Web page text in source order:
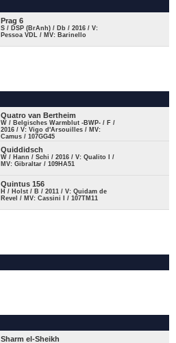
Prag 6
S / DSP (BrAnh) / Db / 2016 / V:
Pessoa VDL / MV: Barinello
Quatro van Bertheim
W / Belgisches Warmblut -BWP- / F /
2016 / V: Vigo d'Arsouilles / MV:
Camus / 107GG45
Quiddidsch
W / Hann / Schi / 2016 / V: Qualito I /
MV: Gibraltar / 109HA51
Quintus 156
H / Holst / B / 2011 / V: Quidam de
Revel / MV: Cassini I / 107TM11
Sharm el-Sheikh